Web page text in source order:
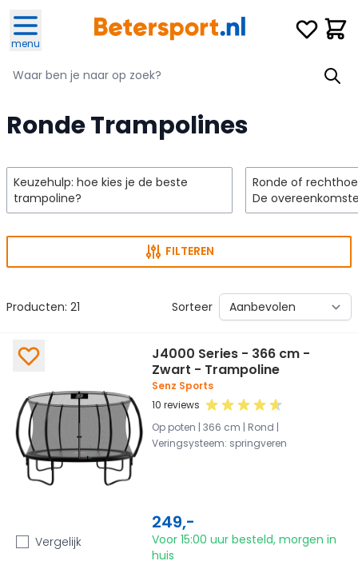
menu
Zoeken
Verlanglijst
FILTEREN
Ronde Trampolines
Keuzehulp: hoe kies je de beste
trampoline?
Ronde of
De
Producten: 21 Sorteer
10 reviews
J4000 Series - 366 cm -
Zwart - Trampoline
Senz Sports
Op poten | 366 cm | Rond |
Veringsysteem: springveren
249,-
Voor 15:00 uur besteld, morgen in
huis
Vergelijk